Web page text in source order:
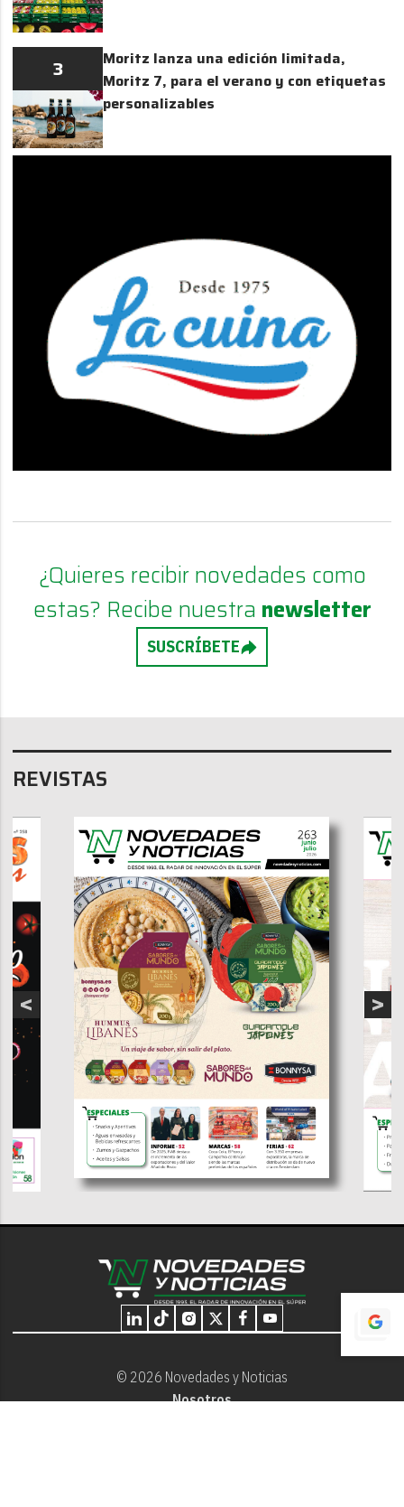
3
Moritz lanza una edición limitada,
Moritz 7, para el verano y con etiquetas
personalizables
¿Quieres recibir novedades como
estas? Recibe nuestra newsletter
SUSCRÍBETE
REVISTAS
© 2026 Novedades y Noticias
Nosotros